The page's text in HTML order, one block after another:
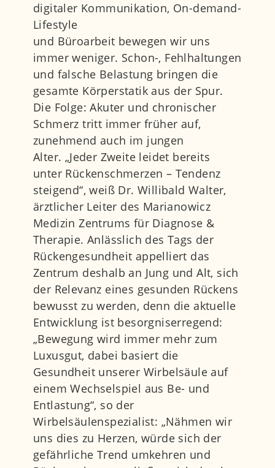
digitaler Kommunikation, On-demand-
Lifestyle
und Büroarbeit bewegen wir uns
immer weniger. Schon-, Fehlhaltungen
und falsche Belastung bringen die
gesamte Körperstatik aus der Spur.
Die Folge: Akuter und chronischer
Schmerz tritt immer früher auf,
zunehmend auch im jungen
Alter. „Jeder Zweite leidet bereits
unter Rückenschmerzen – Tendenz
steigend“, weiß Dr. Willibald Walter,
ärztlicher Leiter des Marianowicz
Medizin Zentrums für Diagnose &
Therapie. Anlässlich des Tags der
Rückengesundheit appelliert das
Zentrum deshalb an Jung und Alt, sich
der Relevanz eines gesunden Rückens
bewusst zu werden, denn die aktuelle
Entwicklung ist besorgniserregend:
„Bewegung wird immer mehr zum
Luxusgut, dabei basiert die
Gesundheit unserer Wirbelsäule auf
einem Wechselspiel aus Be- und
Entlastung“, so der
Wirbelsäulenspezialist: „Nähmen wir
uns dies zu Herzen, würde sich der
gefährliche Trend umkehren und